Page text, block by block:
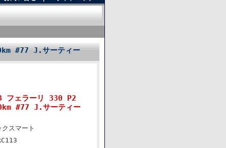
#77 J.サーティー
フェラーリ 330 P2
#77 J.サーティー
クスマート